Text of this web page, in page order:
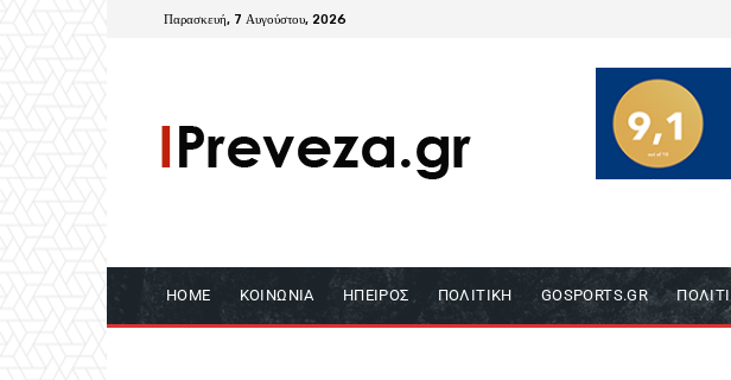
Παρασκευή, 7 Αυγούστου, 2026
HOME ΚΟΙΝΩΝΊΑ ΉΠΕΙΡΟΣ ΠΟΛΙΤΙΚΉ GOSPORTS.GR